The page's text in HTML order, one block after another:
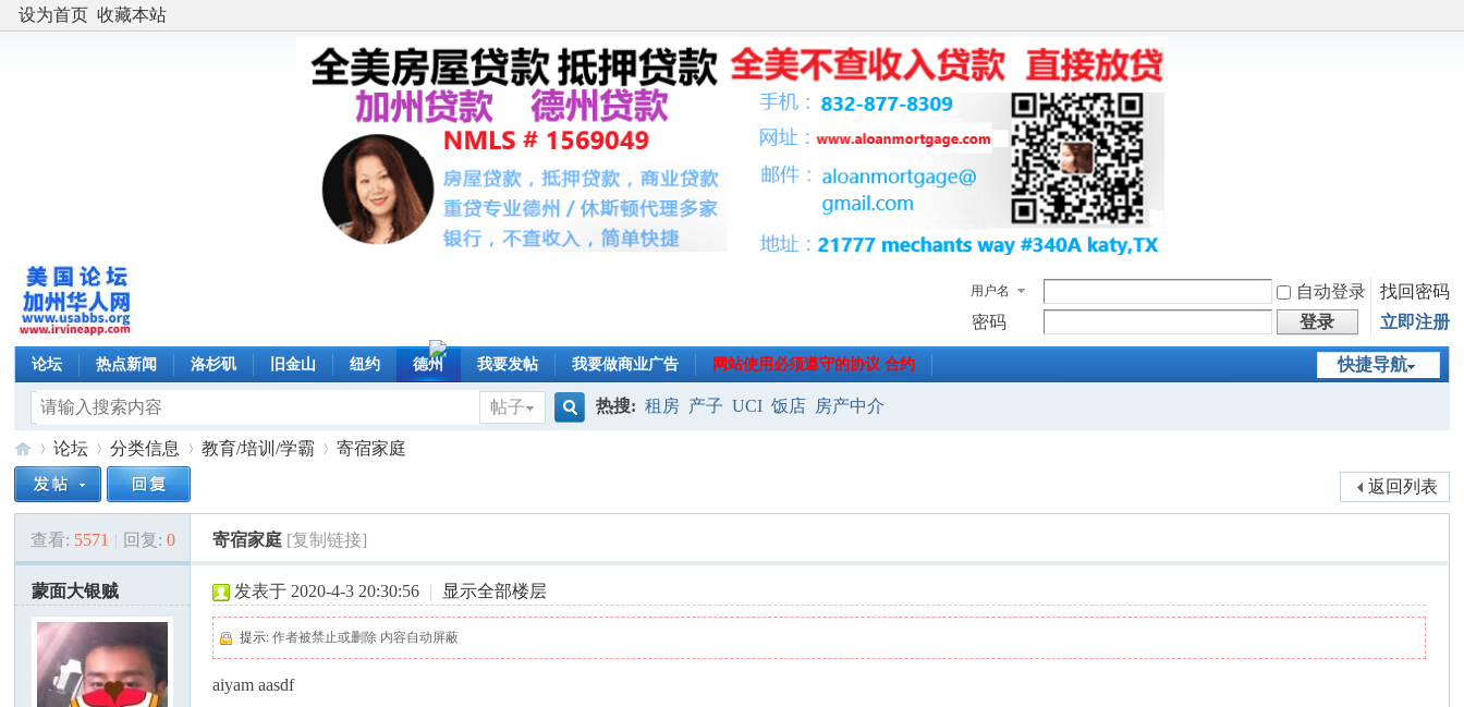
设为首页 收藏本站
用户名 自动登录
找回密码
密码
登录 立即注册
快捷导航
论坛 热点新闻 洛杉矶 旧金山 纽约 德州 我要发帖 我要做商业广告 网站使用必须遵守的协议 合约
帖子
热搜: 租房 产子 UCI 饭店 房产中介
美»
论坛
›
分类信息 教育/培训/学霸
›
寄宿家庭
返回列表
查看: 5571 | 回复: 0 寄宿家庭 [复制链接]
蒙面大银贼 发表于 2020-4-3 20:30:56 | 显示全部楼层
提示:作者被禁止或删除 内容自动屏蔽
aiyam aasdf